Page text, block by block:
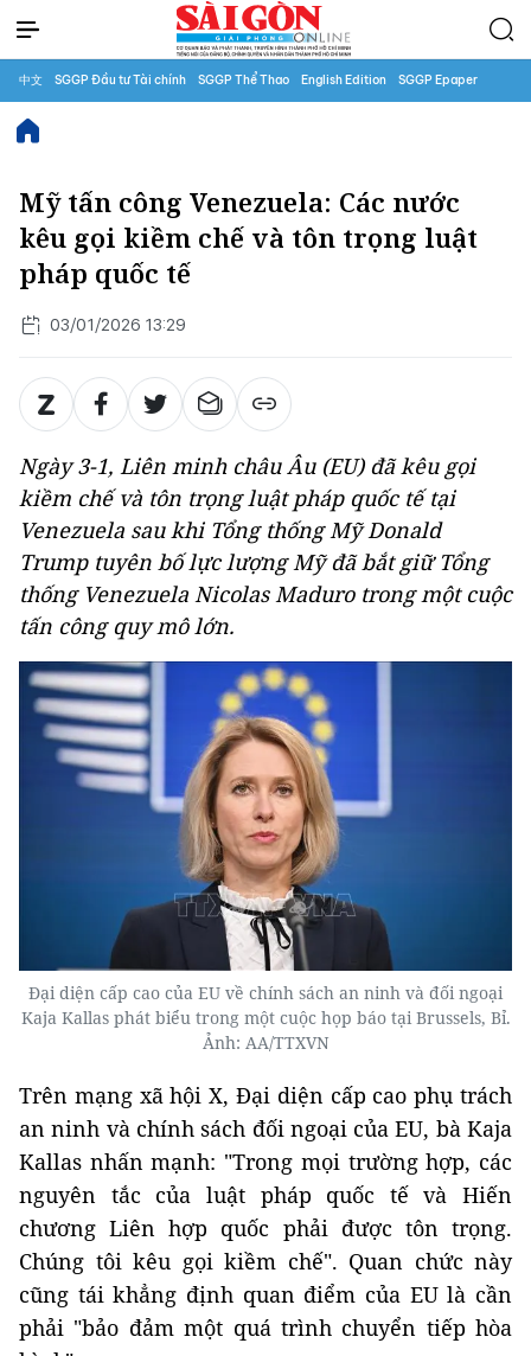
中文 SGGP Đầu tư Tài chính SGGP Thể Thao English Edition SGGP Epaper
Mỹ tấn công Venezuela: Các nước
kêu gọi kiềm chế và tôn trọng luật
pháp quốc tế
03/01/2026 13:29
Ngày 3-1, Liên minh châu Âu (EU) đã kêu gọi
kiềm chế và tôn trọng luật pháp quốc tế tại
Venezuela sau khi Tổng thống Mỹ Donald
Trump tuyên bố lực lượng Mỹ đã bắt giữ Tổng
thống Venezuela Nicolas Maduro trong một cuộc
tấn công quy mô lớn.
Đại diện cấp cao của EU về chính sách an ninh và đối ngoại
Kaja Kallas phát biểu trong một cuộc họp báo tại Brussels, Bỉ.
Ảnh: AA/TTXVN
Trên mạng xã hội X, Đại diện cấp cao phụ trách
an ninh và chính sách đối ngoại của EU, bà Kaja
Kallas nhấn mạnh: "Trong mọi trường hợp, các
nguyên tắc của luật pháp quốc tế và Hiến
chương Liên hợp quốc phải được tôn trọng.
Chúng tôi kêu gọi kiềm chế". Quan chức này
cũng tái khẳng định quan điểm của EU là cần
phải "bảo đảm một quá trình chuyển tiếp hòa